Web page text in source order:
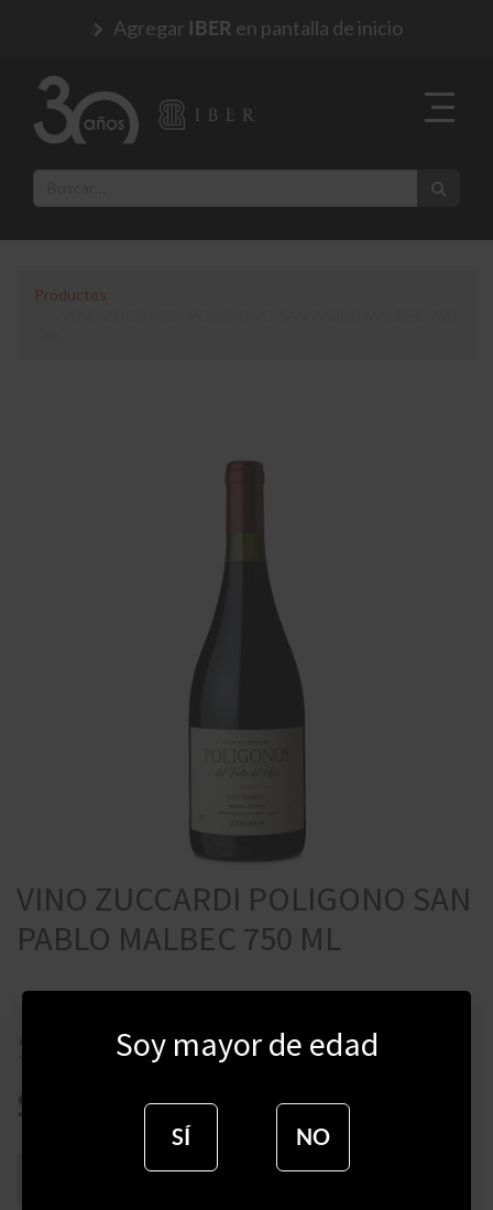
Agregar IBER en pantalla de inicio
Productos
VINO ZUCCARDI POLIGONO SAN
PABLO MALBEC 750 ML
$ $ 1238
$
Sin stock web
Soy mayor de edad
SÍ NO